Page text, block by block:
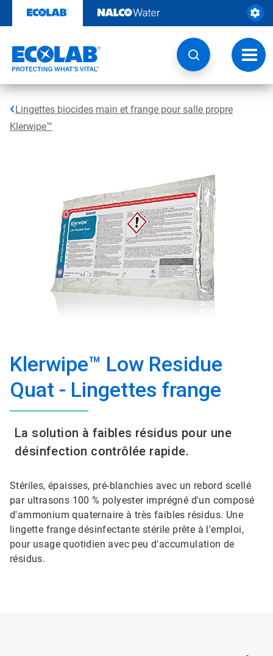
contenu
la
Lingettes biocides main et frange pour salle propre
Klerwipe™
Klerwipe™ Low Residue
Quat - Lingettes frange
La solution à faibles résidus pour une
désinfection contrôlée rapide.
Stériles, épaisses, pré-blanchies avec un rebord scellé
par ultrasons 100 % polyester imprégné d'un composé
d'ammonium quaternaire à très faibles résidus. Une
lingette frange désinfectante stérile prête à l'emploi,
pour usage quotidien avec peu d'accumulation de
résidus.